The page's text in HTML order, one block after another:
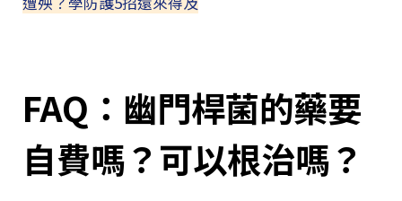
FAQ：幽門桿菌的藥要
自費嗎？可以根治嗎？